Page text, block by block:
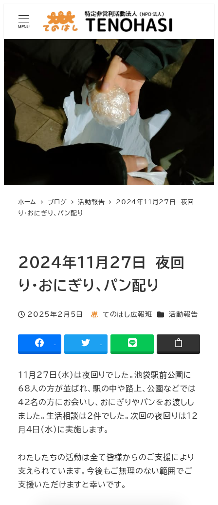
MENU
ホーム ブログ 活動報告
2024年11月27日 夜回
り・おにぎり、パン配り
2024年11月27日 夜回
り・おにぎり、パン配り
投稿日
2025年2月5日
著
てのはし広報班 カテゴリー
活動報告
- -
11月27日（水）は夜回りでした。池袋駅前公園に
68人の方が並ばれ、駅の中や路上、公園などでは
42名の方にお会いし、おにぎりやパンをお渡しし
ました。生活相談は2件でした。次回の夜回りは12
月4日（水）に実施します。
わたしたちの活動は全て皆様からのご支援により
支えられています。今後もご無理のない範囲でご
支援いただけますと幸いです。